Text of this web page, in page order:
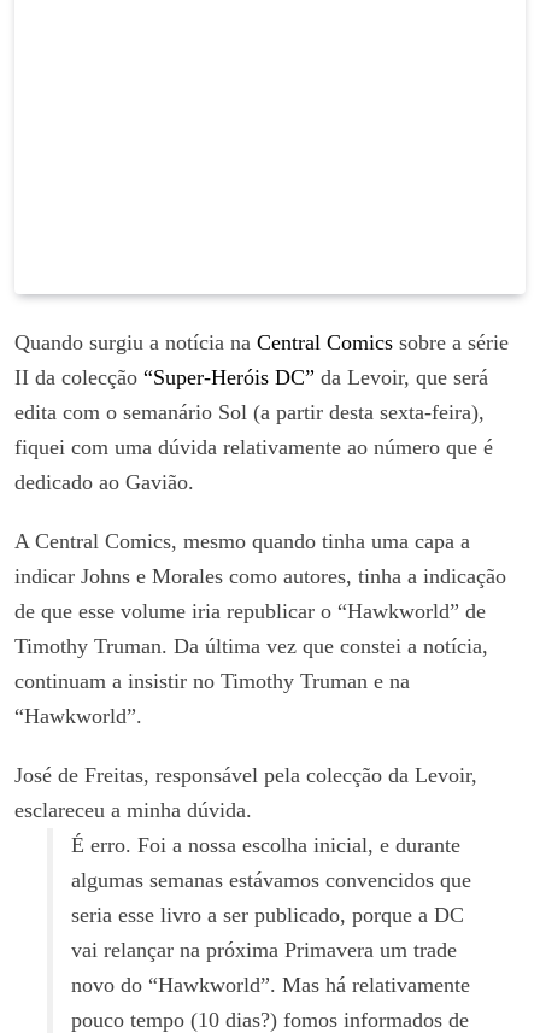
Quando surgiu a notícia na Central Comics sobre a série
II da colecção “Super-Heróis DC” da Levoir, que será
edita com o semanário Sol (a partir desta sexta-feira),
fiquei com uma dúvida relativamente ao número que é
dedicado ao Gavião.
A Central Comics, mesmo quando tinha uma capa a
indicar Johns e Morales como autores, tinha a indicação
de que esse volume iria republicar o “Hawkworld” de
Timothy Truman. Da última vez que constei a notícia,
continuam a insistir no Timothy Truman e na
“Hawkworld”.
José de Freitas, responsável pela colecção da Levoir,
esclareceu a minha dúvida.
É erro. Foi a nossa escolha inicial, e durante
algumas semanas estávamos convencidos que
seria esse livro a ser publicado, porque a DC
vai relançar na próxima Primavera um trade
novo do “Hawkworld”. Mas há relativamente
pouco tempo (10 dias?) fomos informados de